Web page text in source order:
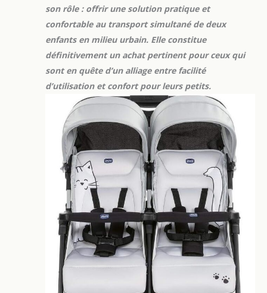
son rôle : offrir une solution pratique et
confortable au transport simultané de deux
enfants en milieu urbain. Elle constitue
définitivement un achat pertinent pour ceux qui
sont en quête d’un alliage entre facilité
d’utilisation et confort pour leurs petits.